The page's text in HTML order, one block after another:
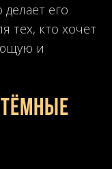
его
тех, кто хочет
и